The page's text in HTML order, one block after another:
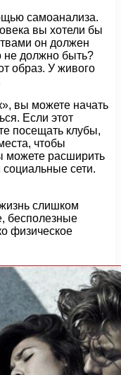
самоанализа.
вы хотели бы
он должен
не должно быть?
образ. У живого
вы можете начать
Если этот
посещать клубы,
чтобы
можете расширить
социальные сети.
слишком
бесполезные
физическое